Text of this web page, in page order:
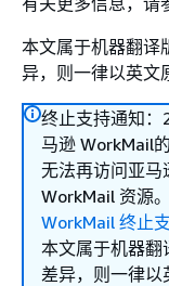
本文属于机器翻译
异，则一律以英文
终止支持通知：
马逊 WorkMail
无法再访问亚马
WorkMail 资源
WorkMail 终止
本文属于机器翻
差异，则一律以